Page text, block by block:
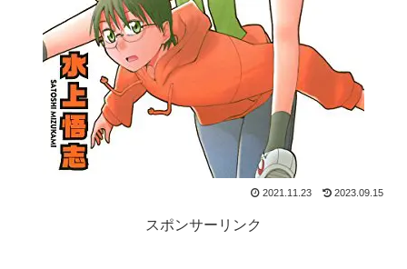
2021.11.23 2023.09.15
スポンサーリンク